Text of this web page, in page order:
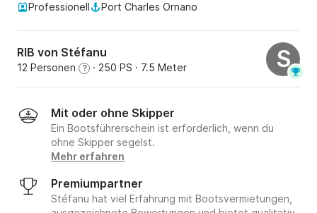
Professionell
Port Charles Ornano
RIB von Stéfanu
12 Personen ? · 250 PS · 7.5 Meter S
Mit oder ohne Skipper
Ein Bootsführerschein ist erforderlich, wenn du
ohne Skipper segelst.
Mehr erfahren
Premiumpartner
Stéfanu hat viel Erfahrung mit Bootsvermietungen,